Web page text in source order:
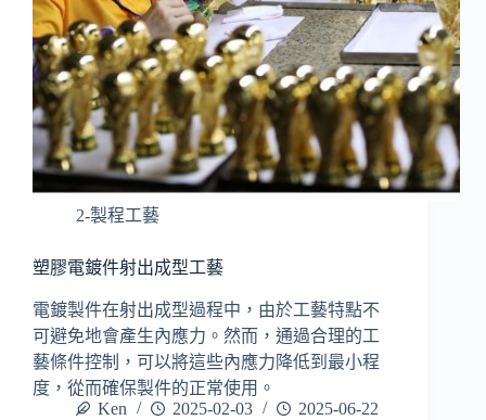
2-製程工藝
塑膠電鍍件射出成型工藝
電鍍製件在射出成型過程中，由於工藝特點不
可避免地會產生內應力。然而，通過合理的工
藝條件控制，可以將這些內應力降低到最小程
度，從而確保製件的正常使用。
Ken
2025-02-03 2025-06-22